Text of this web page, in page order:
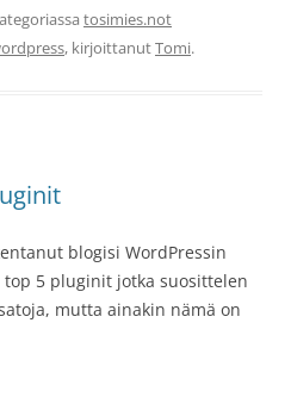
tosimies.not
, kirjoittanutTomi.
blogisi WordPressin
5 pluginit jotka suosittelen
mutta ainakin nämä on